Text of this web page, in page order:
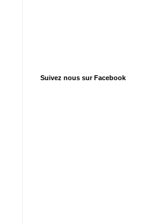
Suivez nous sur Facebook